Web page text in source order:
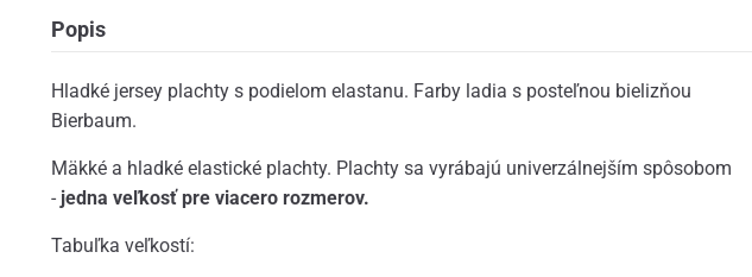
Popis
Hladké jersey plachty s podielom elastanu. Farby ladia s posteľnou bielizňou
Bierbaum.
Mäkké a hladké elastické plachty. Plachty sa vyrábajú univerzálnejším spôsobom
- jedna veľkosť pre viacero rozmerov.
Tabuľka veľkostí: